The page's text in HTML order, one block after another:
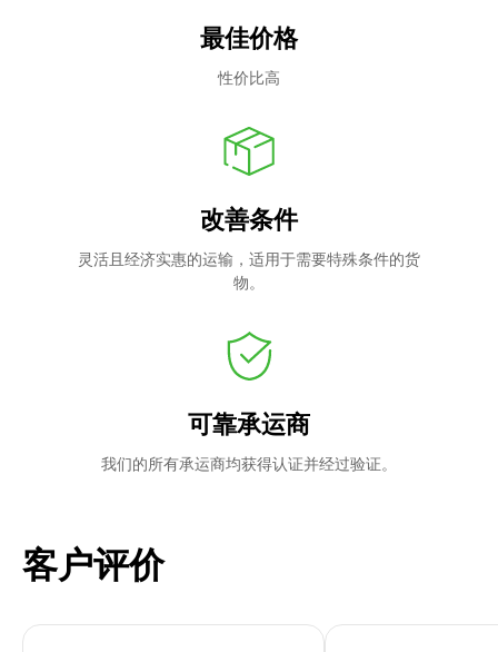
最佳价格
性价比高
改善条件
灵活且经济实惠的运输，适用于需要特殊条件的货
物。
可靠承运商
我们的所有承运商均获得认证并经过验证。
客户评价